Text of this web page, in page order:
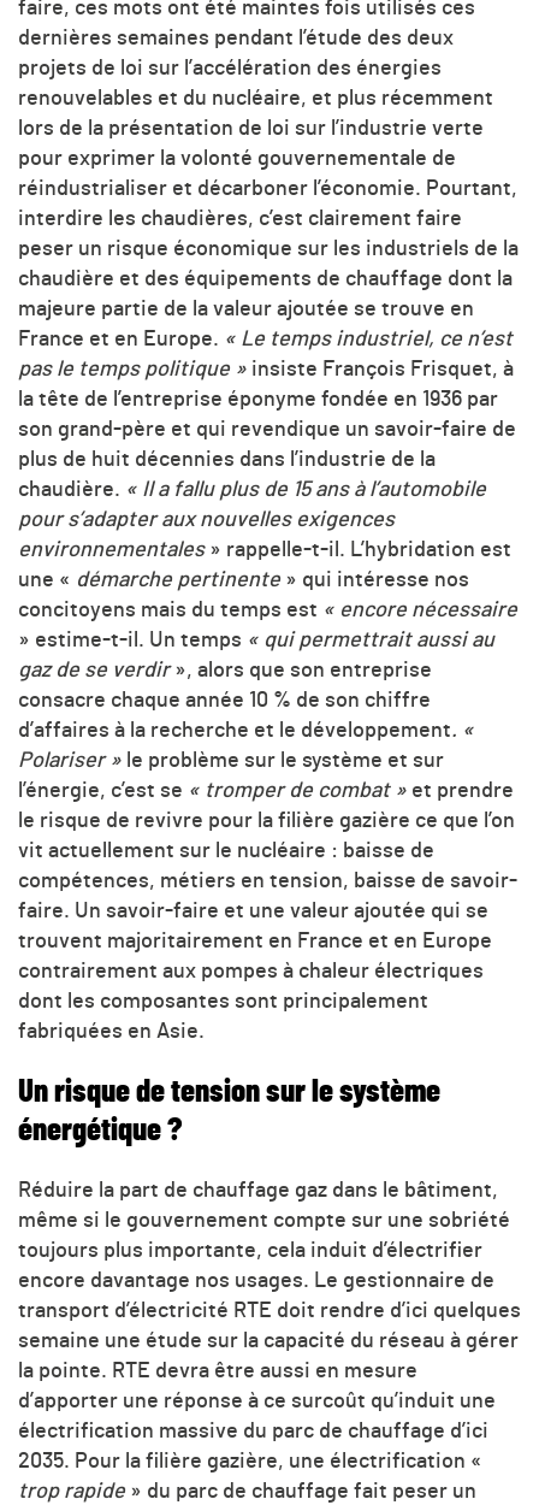
faire, ces mots ont été maintes fois utilisés ces
dernières semaines pendant l’étude des deux
projets de loi sur l’accélération des énergies
renouvelables et du nucléaire, et plus récemment
lors de la présentation de loi sur l’industrie verte
pour exprimer la volonté gouvernementale de
réindustrialiser et décarboner l’économie. Pourtant,
interdire les chaudières, c’est clairement faire
peser un risque économique sur les industriels de la
chaudière et des équipements de chauffage dont la
majeure partie de la valeur ajoutée se trouve en
France et en Europe. « Le temps industriel, ce n’est
pas le temps politique » insiste François Frisquet, à
la tête de l’entreprise éponyme fondée en 1936 par
son grand-père et qui revendique un savoir-faire de
plus de huit décennies dans l’industrie de la
chaudière. « Il a fallu plus de 15 ans à l’automobile
pour s’adapter aux nouvelles exigences
environnementales » rappelle-t-il. L’hybridation est
une « démarche pertinente » qui intéresse nos
concitoyens mais du temps est « encore nécessaire
» estime-t-il. Un temps « qui permettrait aussi au
gaz de se verdir», alors que son entreprise
consacre chaque année 10 % de son chiffre
d’affaires à la recherche et le développement. «
Polariser » le problème sur le système et sur
l’énergie, c’est se « tromper de combat » et prendre
le risque de revivre pour la filière gazière ce que l’on
vit actuellement sur le nucléaire : baisse de
compétences, métiers en tension, baisse de savoir-
faire. Un savoir-faire et une valeur ajoutée qui se
trouvent majoritairement en France et en Europe
contrairement aux pompes à chaleur électriques
dont les composantes sont principalement
fabriquées en Asie.
Un risque de tension sur le système
énergétique ?
Réduire la part de chauffage gaz dans le bâtiment,
même si le gouvernement compte sur une sobriété
toujours plus importante, cela induit d’électrifier
encore davantage nos usages. Le gestionnaire de
transport d’électricité RTE doit rendre d’ici quelques
semaine une étude sur la capacité du réseau à gérer
la pointe. RTE devra être aussi en mesure
d’apporter une réponse à ce surcoût qu’induit une
électrification massive du parc de chauffage d’ici
2035. Pour la filière gazière, une électrification «
trop rapide » du parc de chauffage fait peser un